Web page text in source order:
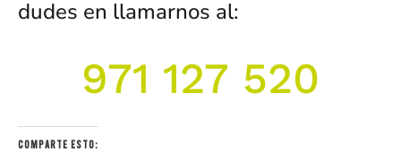
dudes en llamarnos al:
971 127 520
Comparte esto: